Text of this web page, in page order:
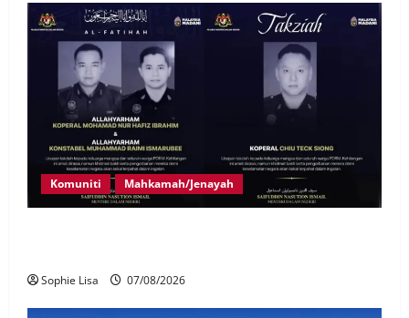
Komuniti Mahkamah/Jenayah
Sophie Lisa 07/08/2026